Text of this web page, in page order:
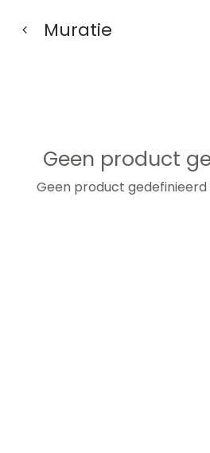
Muratie
Geen product
Geen product gedefinieerd